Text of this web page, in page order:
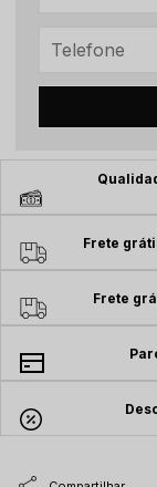
Frete
Frete